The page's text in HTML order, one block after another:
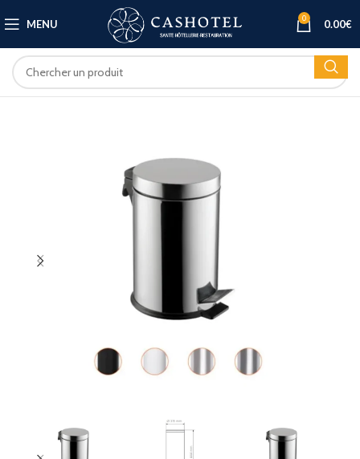
MENU 0 0.00€